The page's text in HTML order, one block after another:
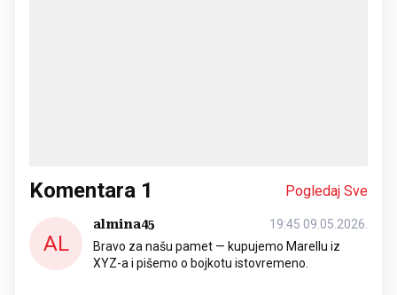
Komentara 1 Pogledaj Sve
AL
almina45
19:45 09.05.2026.
Bravo za našu pamet — kupujemo Marellu iz
XYZ-a i pišemo o bojkotu istovremeno.